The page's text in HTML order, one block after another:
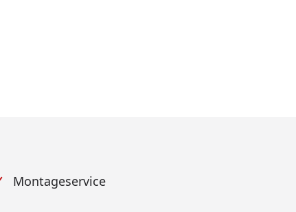
Montageservice